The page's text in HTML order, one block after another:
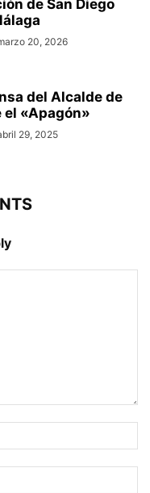
de San Diego
20, 2026
del Alcalde de
el «Apagón»
29, 2025